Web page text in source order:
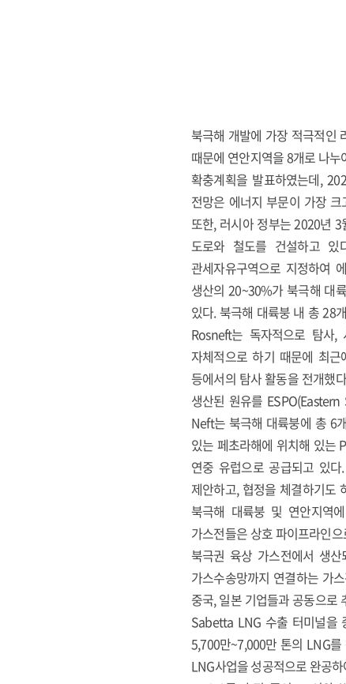
북극해 개발에 가장 적극적인
때문에 연안지역을 8개로 나
확충계획을 발표하였는데,
전망은 에너지 부문이 가장
또한, 러시아 정부는 2020년
도로와 철도를 건설하고 있
관세자유구역으로 지정하여
생산의 20~30%가 북극해 대
있다. 북극해 대륙붕 내 총 28
Rosneft는 독자적으로 탐사
자체적으로 하기 때문에 최
등에서의 탐사 활동을 전개했
생산된 원유를
Neft는 북극해 대륙붕에 총 6
있는 페초라해에 위치해 있는
연중 유럽으로 공급되고 있
제안하고, 협정을 체결하기도
북극해 대륙붕 및 연안지역
가스전들은 상호 파이프라인
북극권 육상 가스전에서 생
가스수송망까지 연결하는 가
중국, 일본 기업들과 공동으로
Sabetta LNG 수출 터미널을
5,700만~7,000만 톤의 LNG
LNG사업을 성공적으로 완공